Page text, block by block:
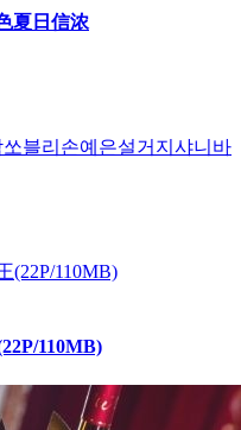
夏日信浓
쏘블리 손예은설거지 샤니 바
110MB)